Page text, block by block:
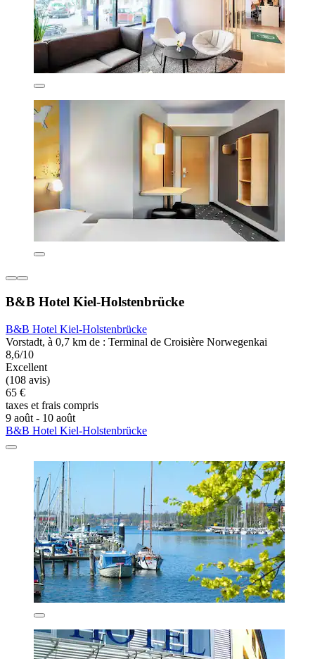
B&B Hotel Kiel-Holstenbrücke
B&B Hotel Kiel-Holstenbrücke
Vorstadt, à 0,7 km de : Terminal de Croisière Norwegenkai
8,6/10
Excellent
(108 avis)
65 €
taxes et frais compris
9 août - 10 août
B&B Hotel Kiel-Holstenbrücke